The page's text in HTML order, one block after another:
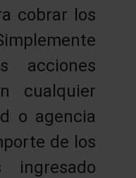
cobrar los
acciones
cualquier
o agencia
de los
ingresado